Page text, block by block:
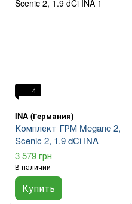
4
INA (Германия)
Комплект ГРМ Megane 2,
Scenic 2, 1.9 dCi INA
3 579 грн
В наличии
Купить